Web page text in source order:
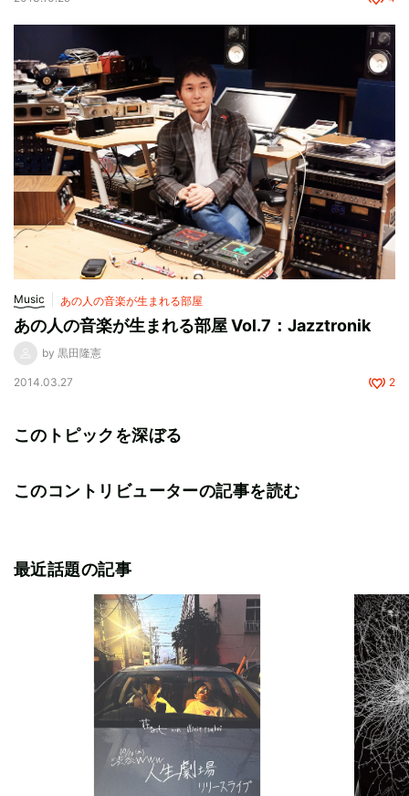
Music あの人の音楽が生まれる部屋
あの人の音楽が生まれる部屋 Vol.7：Jazztronik
by 黒田隆憲
2014.03.27 2
このトピックを深ぼる
このコントリビューターの記事を読む
最近話題の記事